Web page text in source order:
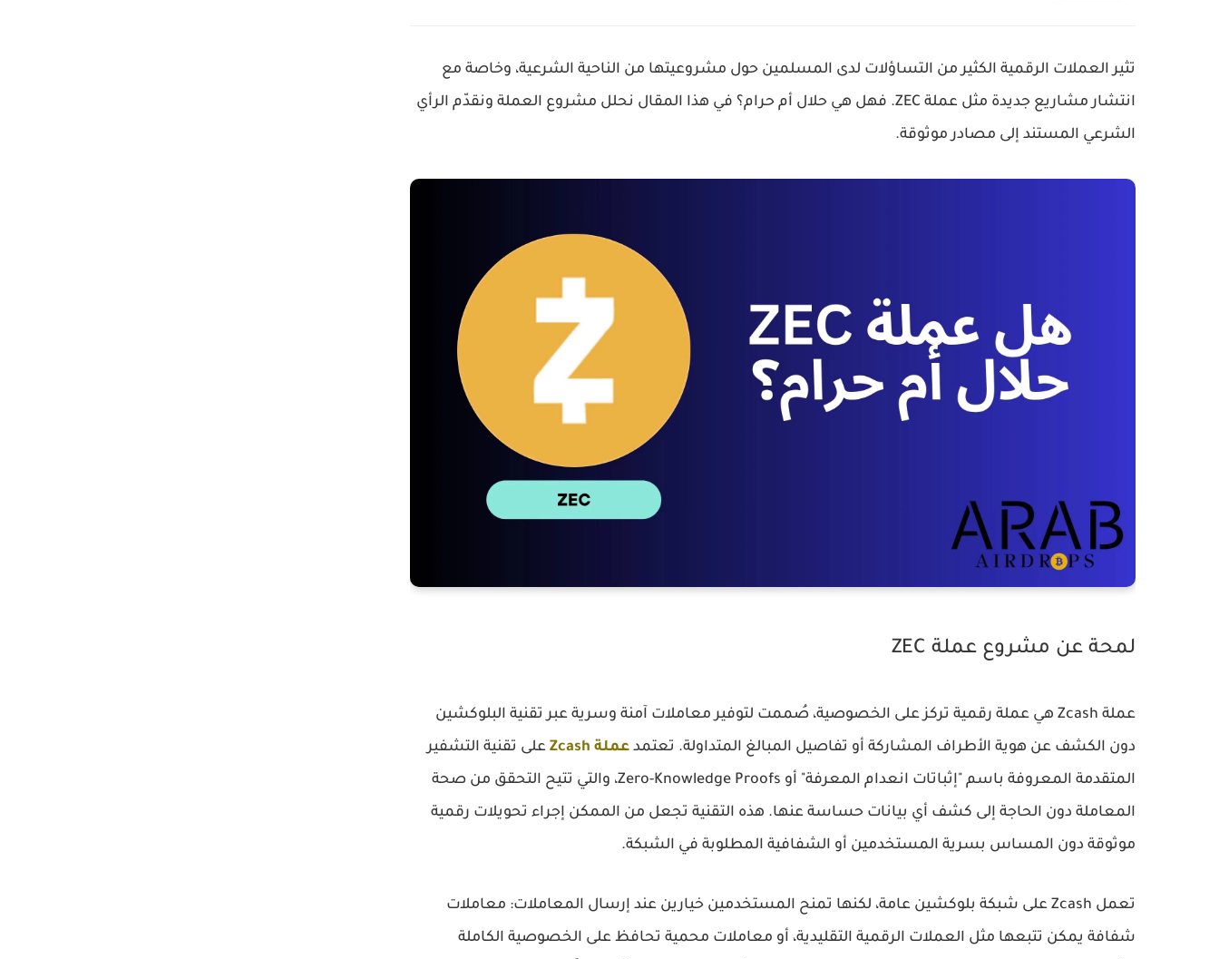
تثير العملات الرقمية الكثير من التساؤلات لدى المسلمين حول مشروعيتها من الناحية الشرعية، وخاصة مع
انتشار مشاريع جديدة مثل عملة ZEC
. فهل هي حلال أم حرام؟ في هذا المقال نحلل مشروع العملة ونقدّم الرأي
الشرعي المستند إلى مصادر موثوقة.
لمحة عن مشروع عملة ZEC
عملة Zcash هي عملة رقمية تركز على الخصوصية، صُممت لتوفير معاملات آمنة وسرية عبر تقنية البلوكشين
دون الكشف عن هوية الأطراف المشاركة أو تفاصيل المبالغ المتداولة. تعتمد عملة Zcash
على تقنية التشفير
المتقدمة المعروفة باسم "إثباتات انعدام المعرفة" أو Zero-Knowledge Proofs، والتي تتيح التحقق من صحة
المعاملة دون الحاجة إلى كشف أي بيانات حساسة عنها. هذه التقنية تجعل من الممكن إجراء تحويلات رقمية
موثوقة دون المساس بسرية المستخدمين أو الشفافية المطلوبة في الشبكة.
تعمل Zcash على شبكة بلوكشين عامة، لكنها تمنح المستخدمين خيارين عند إرسال المعاملات: معاملات
شفافة يمكن تتبعها مثل العملات الرقمية التقليدية، أو معاملات محمية تحافظ على الخصوصية الكاملة